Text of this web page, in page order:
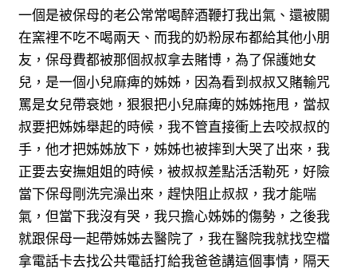
一個是被保母的老公常常喝醉酒鞭打我出氣、還被關
在窯裡不吃不喝兩天、而我的奶粉尿布都給其他小朋
友，保母費都被那個叔叔拿去賭博，為了保護她女
兒，是一個小兒麻痺的姊姊，因為看到叔叔又賭輸咒
罵是女兒帶衰她，狠狠把小兒麻痺的姊姊拖甩，當叔
叔要把姊姊舉起的時候，我不管直接衝上去咬叔叔的
手，他才把姊姊放下，姊姊也被摔到大哭了出來，我
正要去安撫姐姐的時候，被叔叔差點活活勒死，好險
當下保母剛洗完澡出來，趕快阻止叔叔，我才能喘
氣，但當下我沒有哭，我只擔心姊姊的傷勢，之後我
就跟保母一起帶姊姊去醫院了，我在醫院我就找空檔
拿電話卡去找公共電話打給我爸爸講這個事情，隔天